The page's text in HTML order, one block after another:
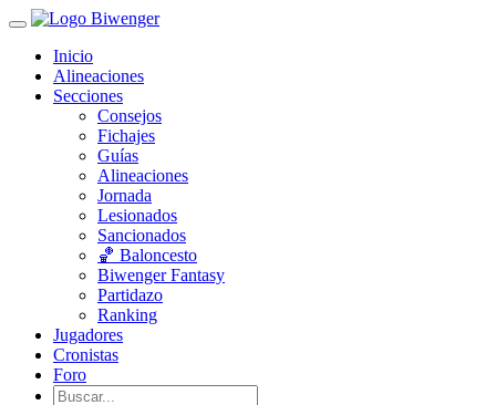
Inicio
Alineaciones
Secciones
Consejos
Fichajes
Guías
Alineaciones
Jornada
Lesionados
Sancionados
🏀 Baloncesto
Biwenger Fantasy
Partidazo
Ranking
Jugadores
Cronistas
Foro